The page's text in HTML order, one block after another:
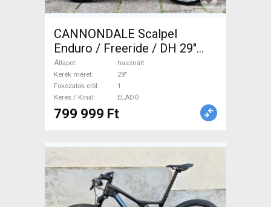
CANNONDALE Scalpel
Enduro / Freeride / DH 29"
használt ELADÓ
Állapot
használt
Kerék méret
29"
Fokozatok elöl
1
Keres / Kínál
ELADÓ
799 999 Ft